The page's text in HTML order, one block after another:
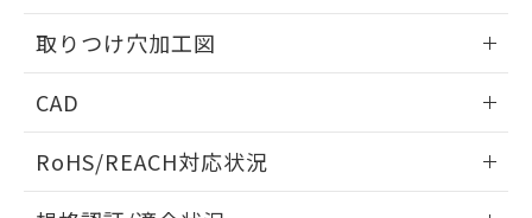
取りつけ穴加工図
CAD
ドすることができます。
RoHS/REACH対応状況
り、2022年1月12日より割愛しておりま
す。